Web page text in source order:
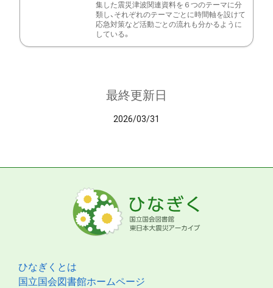
集した震災津波関連資料を６つのテーマに分
類し、それぞれのテーマごとに時間軸を設けて
応急対策など活動ごとの流れも分かるように
している。
最終更新日
2026/03/31
ひなぎくとは
国立国会図書館ホームページ